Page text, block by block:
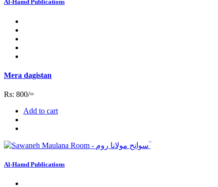
Al-Hamd Publications
Mera dagistan
Rs: 800/=
Add to cart
Al-Hamd Publications